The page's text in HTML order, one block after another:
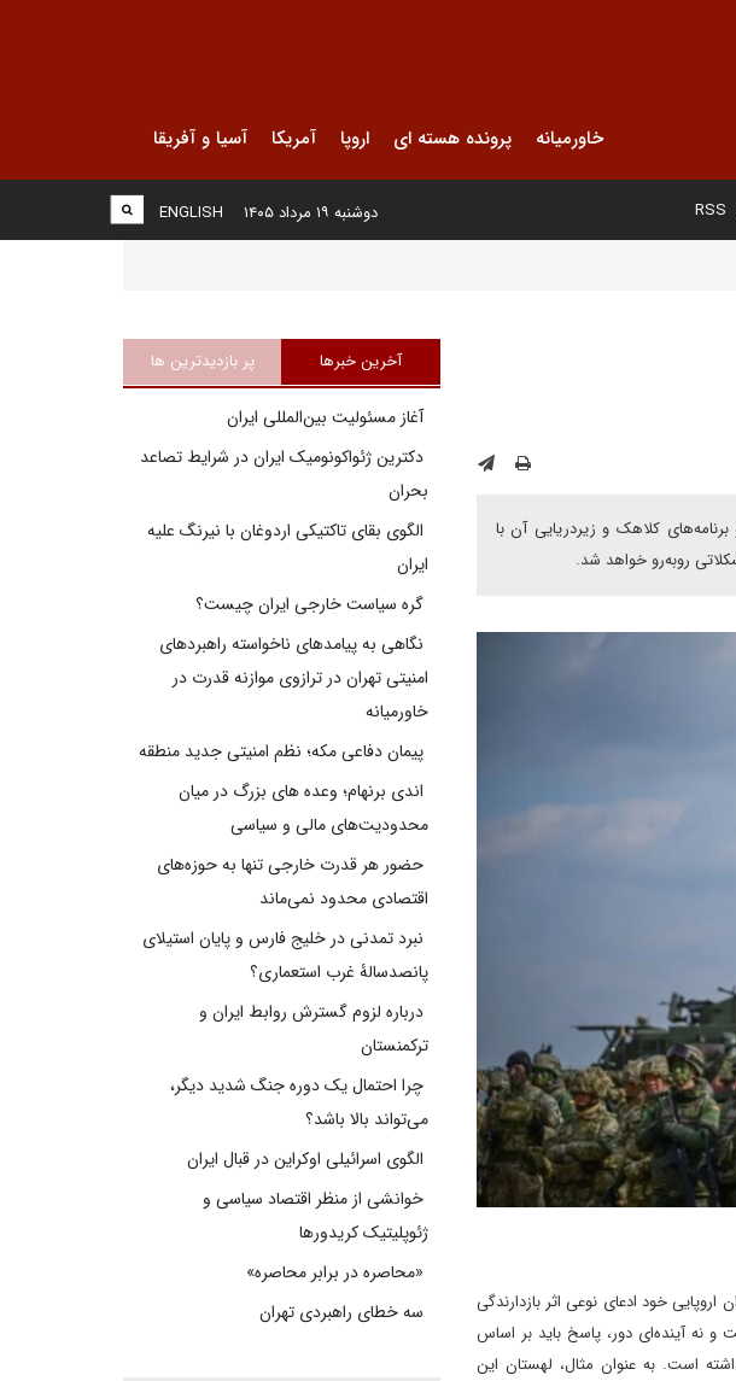
خاورمیانه پرونده هسته ای اروپا آمریکا آسیا و آفریقا
RSS
ENGLISH دوشنبه ۱۹ مرداد ۱۴۰۵
کلاهک و زیردریایی آن با
روبه‌رو خواهد شد.
خود ادعای نوعی اثر بازدارندگی
و نه آینده‌ای دور، پاسخ باید بر اساس
است. به عنوان مثال، لهستان این
آخرین خبرها پر بازدیدترین ها
آغاز مسئولیت بین‌المللی ایران
دکترین ژئواکونومیک ایران در شرایط تصاعد
بحران
الگوی بقای تاکتیکی اردوغان با نیرنگ علیه
ایران
گره سیاست خارجی ایران چیست؟
نگاهی به پیامدهای ناخواسته راهبردهای
امنیتی تهران در ترازوی موازنه قدرت در
خاورمیانه
پیمان دفاعی مکه؛ نظم امنیتی جدید منطقه
اندی برنهام؛ وعده های بزرگ در میان
محدودیت‌های مالی و سیاسی
حضور هر قدرت خارجی تنها به حوزه‌های
اقتصادی محدود نمی‌ماند
نبرد تمدنی در خلیج فارس و پایان استیلای
پانصدسالۀ غرب استعماری؟
درباره لزوم گسترش روابط ایران و
ترکمنستان
چرا احتمال یک دوره جنگ شدید دیگر،
می‌تواند بالا باشد؟
الگوی اسرائیلی اوکراین در قبال ایران
خوانشی از منظر اقتصاد سیاسی و
ژئوپلیتیک کریدورها
«محاصره در برابر محاصره»
سه خطای راهبردی تهران